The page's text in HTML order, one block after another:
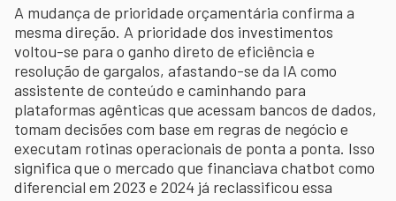
A mudança de prioridade orçamentária confirma a
mesma direção. A prioridade dos investimentos
voltou-se para o ganho direto de eficiência e
resolução de gargalos, afastando-se da IA como
assistente de conteúdo e caminhando para
plataformas agênticas que acessam bancos de dados,
tomam decisões com base em regras de negócio e
executam rotinas operacionais de ponta a ponta. Isso
significa que o mercado que financiava chatbot como
diferencial em 2023 e 2024 já reclassificou essa